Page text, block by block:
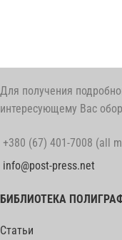
Для получения
интересующему Вас
+380 (67) 401-7008 (all
info@post-press.net
БИБЛИОТЕКА
Статьи